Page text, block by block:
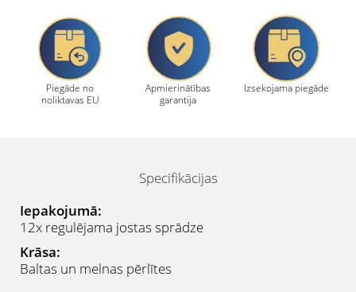
Piegāde no
noliktavas EU
Apmierinātības
garantija
Izsekojama piegāde
Specifikācijas
Iepakojumā:
12x regulējama jostas sprādze
Krāsa:
Baltas un melnas pērlītes